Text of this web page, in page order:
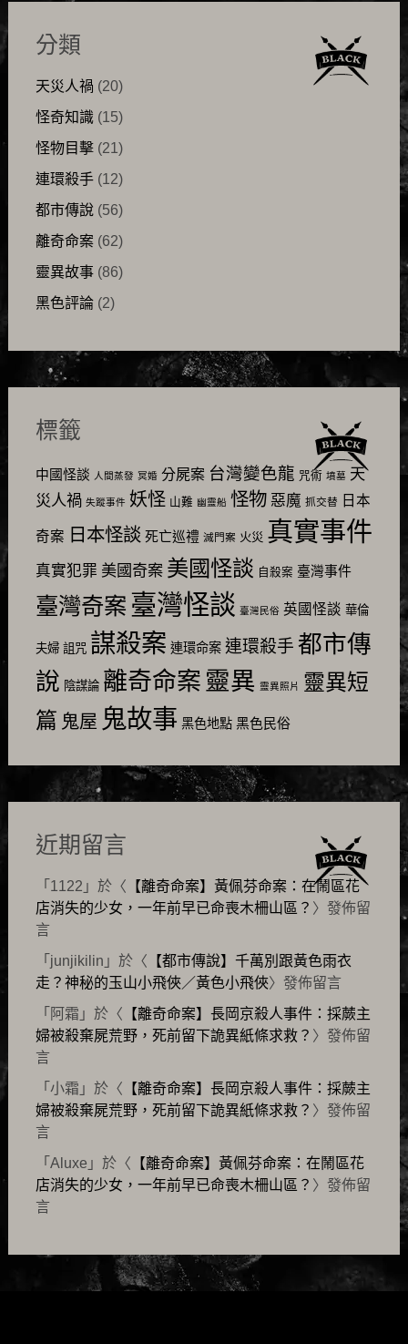
分類
天災人禍 (20)
怪奇知識(15)
怪物目擊(21)
連環殺手(12)
都市傳說(56)
離奇命案(62)
靈異故事(86)
黑色評論(2)
標籤
中國怪談 人間蒸發 冥婚 分屍案 台灣變色龍 咒術 墳墓 天
災人禍 失蹤事件 妖怪 山難 幽靈船 怪物 惡魔 抓交替 日本
奇案 日本怪談 死亡巡禮 滅門案 火災 真實事件
真實犯罪 美國奇案 美國怪談 自殺案 臺灣事件
臺灣奇案 臺灣怪談 臺灣民俗 英國怪談 華倫
夫婦 詛咒 謀殺案 連環命案 連環殺手 都市傳
說 陰謀論 離奇命案 靈異 靈異照片 靈異短
篇 鬼屋 鬼故事 黑色地點 黑色民俗
近期留言
「 1122 」於〈 【離奇命案】黃佩芬命案：在鬧區花
店消失的少女，一年前早已命喪木柵山區？ 〉發佈留
言
「 junjikilin 」於〈 【都市傳說】千萬別跟黃色雨衣
走？神秘的玉山小飛俠／黃色小飛俠〉發佈留言
「 阿霜 」於〈 【離奇命案】長岡京殺人事件：採蕨主
婦被殺棄屍荒野，死前留下詭異紙條求救？ 〉發佈留
言
「 小霜 」於〈 【離奇命案】長岡京殺人事件：採蕨主
婦被殺棄屍荒野，死前留下詭異紙條求救？ 〉發佈留
言
「 Aluxe 」於〈 【離奇命案】黃佩芬命案：在鬧區花
店消失的少女，一年前早已命喪木柵山區？ 〉發佈留
言